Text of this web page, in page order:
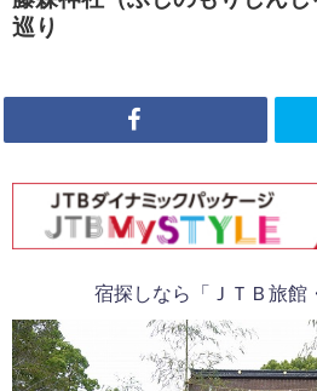
巡り
宿探しなら「ＪＴＢ旅館